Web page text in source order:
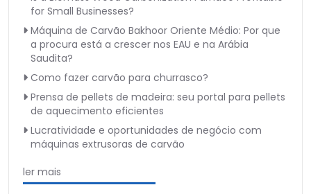
for Small Businesses?
Máquina de Carvão Bakhoor Oriente Médio: Por que
a procura está a crescer nos EAU e na Arábia
Saudita?
Como fazer carvão para churrasco?
Prensa de pellets de madeira: seu portal para pellets
de aquecimento eficientes
Lucratividade e oportunidades de negócio com
máquinas extrusoras de carvão
ler mais